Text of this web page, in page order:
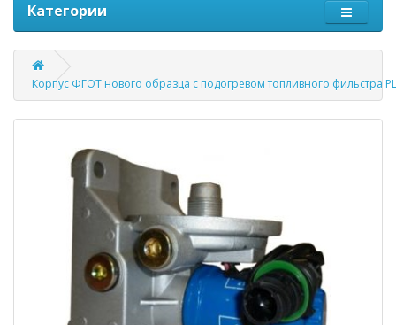
Категории
Корпус ФГОТ нового образца с подогревом топливного фильстра